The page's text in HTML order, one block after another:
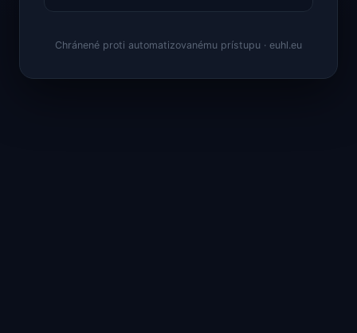
Chránené proti automatizovanému prístupu · euhl.eu